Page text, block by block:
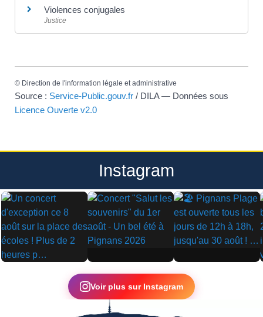
Violences conjugales
Justice
© Direction de l'information légale et administrative
Source : Service-Public.gouv.fr / DILA — Données sous
Licence Ouverte v2.0
Instagram
▶
▶ ▶
Voir plus sur Instagram